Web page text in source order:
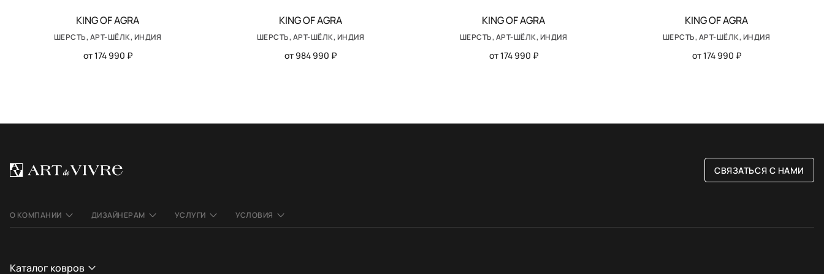
KING OF AGRA
ШЕРСТЬ, АРТ-ШЁЛК, ИНДИЯ
от 174 990 ₽
KING OF AGRA
ШЕРСТЬ, АРТ-ШЁЛК, ИНДИЯ
от 984 990 ₽
KING OF AGRA
ШЕРСТЬ, АРТ-ШЁЛК, ИНДИЯ
от 174 990 ₽
KING OF AGRA
ШЕРСТЬ, АРТ-ШЁЛК, ИНДИЯ
от 174 990 ₽
СВЯЗАТЬСЯ С НАМИ
О КОМПАНИИ ДИЗАЙНЕРАМ УСЛУГИ УСЛОВИЯ
Каталог ковров